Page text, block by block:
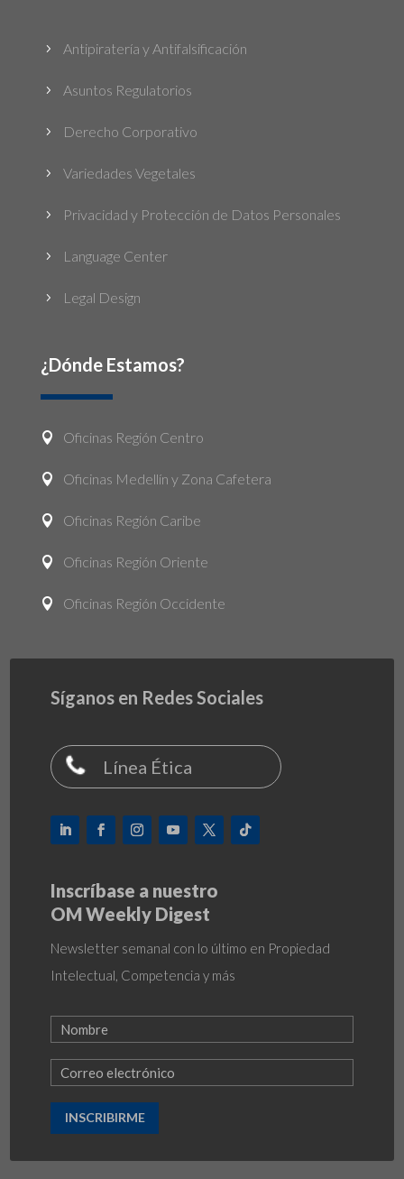
5 Antipiratería y Antifalsificación
5 Asuntos Regulatorios
5 Derecho Corporativo
5 Variedades Vegetales
5 Privacidad y Protección de Datos Personales
5 Language Center
5 Legal Design
¿Dónde Estamos?
 Oficinas Región Centro
 Oficinas Medellín y Zona Cafetera
 Oficinas Región Caribe
 Oficinas Región Oriente
 Oficinas Región Occidente
Síganos en Redes Sociales
Línea Ética
Inscríbase a nuestro
OM Weekly Digest
Newsletter semanal con lo último en Propiedad
Intelectual, Competencia y más
INSCRIBIRME